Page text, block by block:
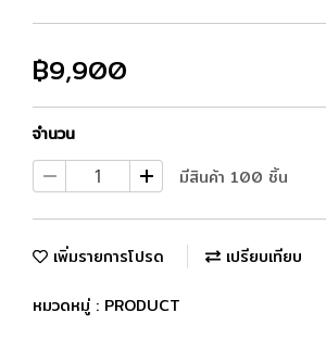
฿9,900
จำนวน
มีสินค้า 100 ชิ้น
เพิ่มรายการโปรด เปรียบเทียบ
หมวดหมู่ : PRODUCT